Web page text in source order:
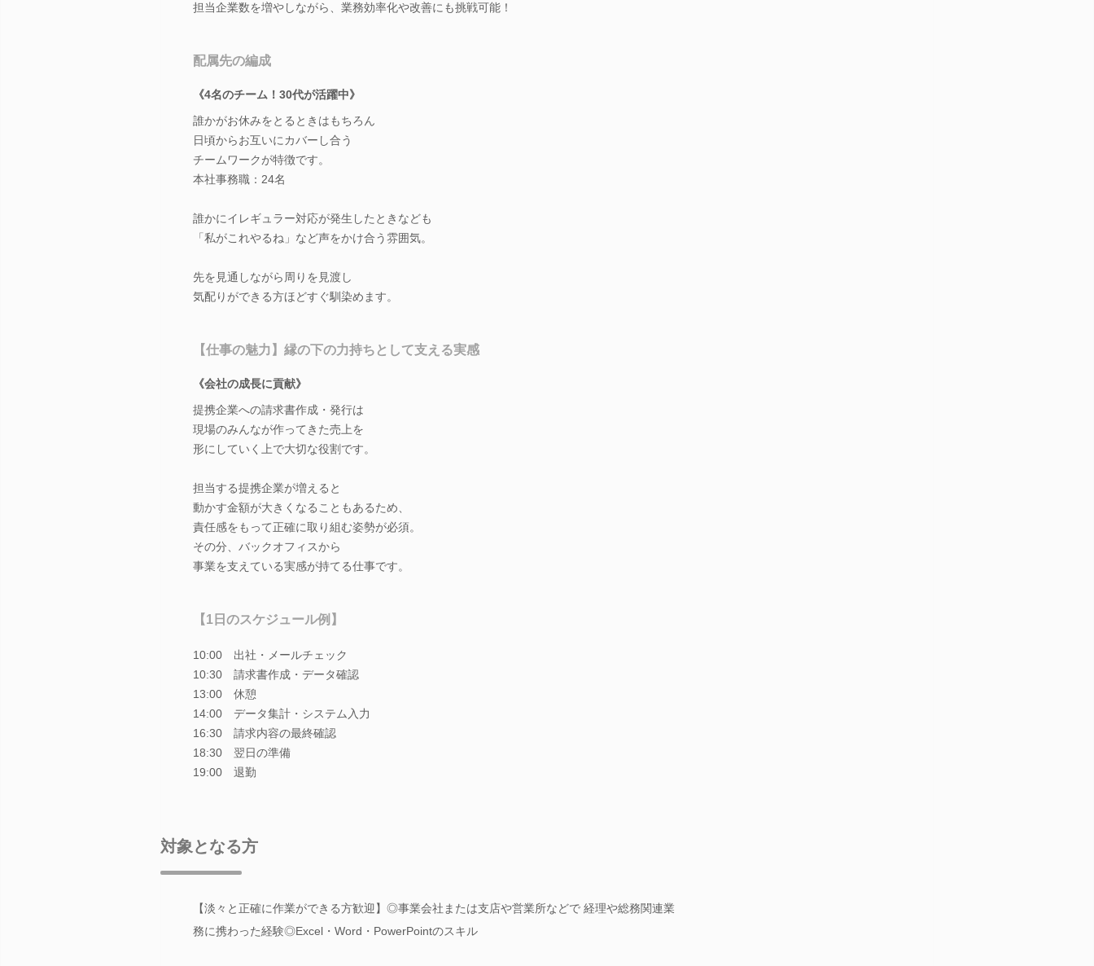
担当企業数を増やしながら、業務効率化や改善にも挑戦可能！
配属先の編成
《4名のチーム！30代が活躍中》
誰かがお休みをとるときはもちろん
日頃からお互いにカバーし合う
チームワークが特徴です。
本社事務職：24名
誰かにイレギュラー対応が発生したときなども
「私がこれやるね」など声をかけ合う雰囲気。
先を見通しながら周りを見渡し
気配りができる方ほどすぐ馴染めます。
【仕事の魅力】縁の下の力持ちとして支える実感
《会社の成長に貢献》
提携企業への請求書作成・発行は
現場のみんなが作ってきた売上を
形にしていく上で大切な役割です。
担当する提携企業が増えると
動かす金額が大きくなることもあるため、
責任感をもって正確に取り組む姿勢が必須。
その分、バックオフィスから
事業を支えている実感が持てる仕事です。
【1日のスケジュール例】
10:00 出社・メールチェック
10:30 請求書作成・データ確認
13:00 休憩
14:00 データ集計・システム入力
16:30 請求内容の最終確認
18:30 翌日の準備
19:00 退勤
対象となる方
【淡々と正確に作業ができる方歓迎】◎事業会社または支店や営業所などで 経理や総務関連業
務に携わった経験◎Excel・Word・PowerPointのスキル